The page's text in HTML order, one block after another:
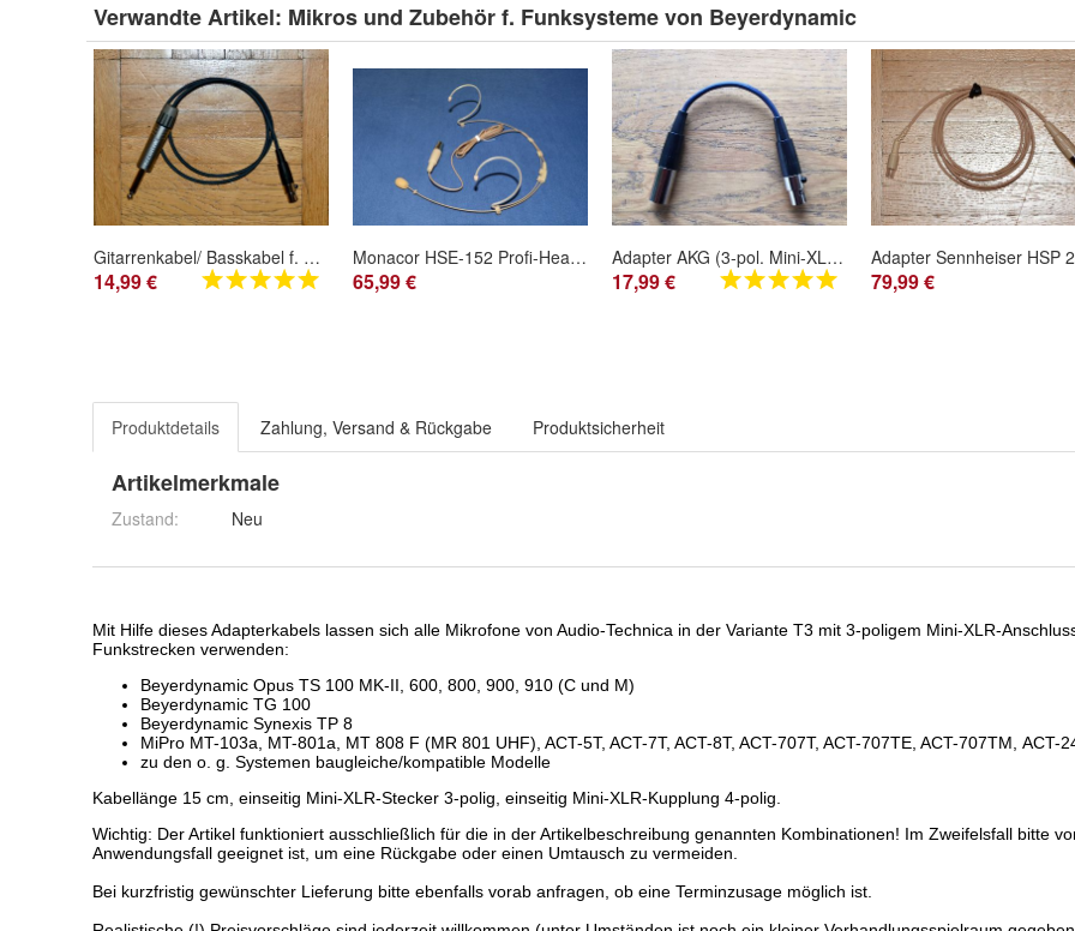
Verwandte Artikel: Mikros und Zubehör f. Funksysteme von Beyerdynamic
Gitarrenkabel/ Basskabel f. Beyerdynamic Opus TS/ TG/ Synexis, MiPro
14,99 €
Monacor HSE-152 Profi-Headset für Beyerdynamic TG 1000/500/510 (TG 500B)
65,99 €
Adapter AKG (3-pol. Mini-XLR) auf Beyerdynamic TG 1000/500/510 (4-pol. TA4F)
17,99 € 79,99 €
Produktdetails Zahlung, Versand & Rückgabe Produktsicherheit
Artikelmerkmale
Zustand: Neu